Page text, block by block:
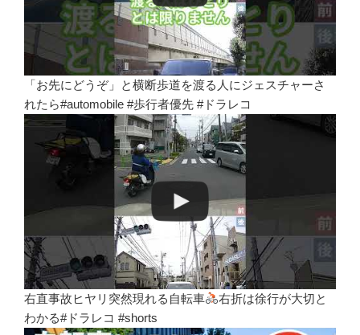
「お先にどうぞ」と横断歩道を渡る人にジェスチャーさ
れたら#automobile #歩行者優先 #ドラレコ
右直事故ヒヤリ突然現れる自転車
右折は徐行が大切と
わかる#ドラレコ #shorts